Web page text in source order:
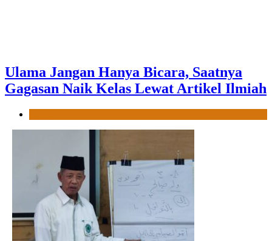
Ulama Jangan Hanya Bicara, Saatnya
Gagasan Naik Kelas Lewat Artikel Ilmiah